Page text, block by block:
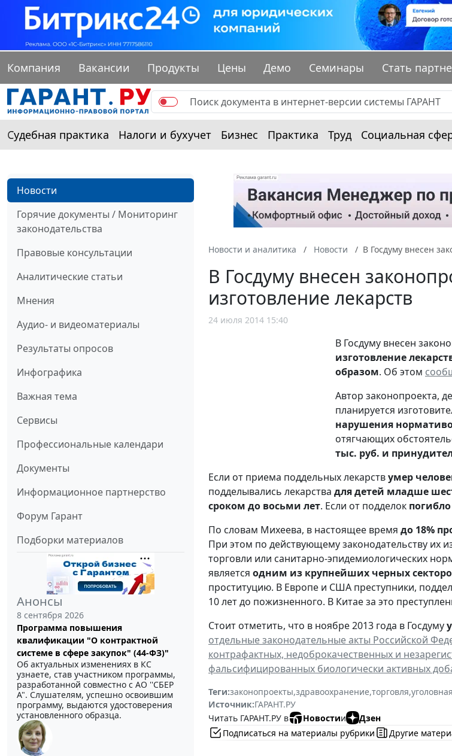
Компания Вакансии Продукты Цены Демо Семинары Стать
Судебная практика Налоги и бухучет Бизнес Практика Труд Социальная
Новости
Горячие документы / Мониторинг
законодательства
Правовые консультации
Аналитические статьи
Мнения
Аудио- и видеоматериалы
Результаты опросов
Инфографика
Важная тема
Сервисы
Профессиональные календари
Документы
Информационное партнерство
Форум Гарант
Подборки материалов
Анонсы
8 сентября 2026
Программа повышения
квалификации "О контрактной
системе в сфере закупок" (44-ФЗ)"
Об актуальных изменениях в КС
узнаете, став участником программы,
разработанной совместно с АО ''СБЕР
А". Слушателям, успешно освоившим
программу, выдаются удостоверения
установленного образца.
Новости и аналитика Новости В Госдуму внесен
В Госдуму внесен
изготовление лекарств
24 июля 2014 15:40
В Госдуму внесен
изготовление
образом. Об этом
Автор законопроекта,
планируется
нарушения
отягчающих
тыс. руб. и
Если от приема поддельных лекарствумер
подделывались лекарства для детей младше
сроком до восьми лет. Если от подделок
По словам Михеева, в настоящее время до 18%
При этом по действующему законодательству их
торговли или санитарно-эпидемиологических
является одним из крупнейших черных
проституцию. В Европе и США преступники,
10 лет до пожизненного. В Китае за это
Стоит отметить, что в ноябре 2013 года в Госдуму
отдельные законодательные акты Российской
контрафактных, недоброкачественных и
фальсифицированных биологически активных
Теги:законопроекты,здравоохранение,торговля,
Источник:ГАРАНТ.РУ
Читать ГАРАНТ.РУ в
Новостии
Дзен
Подписаться на материалы рубрики
Другие